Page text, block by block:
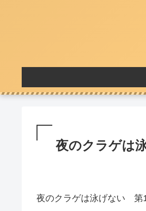
夜のクラゲは
夜のクラゲは泳げない 第